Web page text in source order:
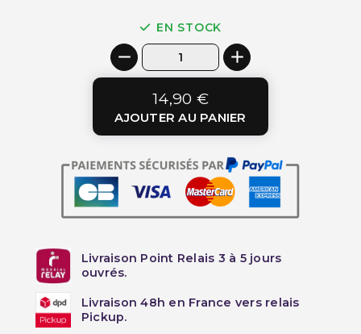
EN STOCK
14,90 €
AJOUTER AU PANIER
Livraison Point Relais 3 à 5 jours
ouvrés.
Livraison 48h en France vers relais
Pickup.